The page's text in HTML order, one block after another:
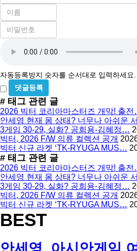
이
필
수
비
밀
수
록
록
방
지
자동등록방지 숫자를 순서대로 입력하세요.
비
밀
글
사
용
# 태그 관련 글
2026 빅터 코리아마스터즈 개막! 출
안세영 현재 몸 상태? 너무나 아쉬운
3게임 30-29, 실화? 공희용-김혜정…
빅터, 2026 F/W 의류 컬렉션 공개
빅터 신규 라켓 ‘TK-RYUGA MUS…
# 태그 관련 글
2026 빅터 코리아마스터즈 개막! 출
안세영 현재 몸 상태? 너무나 아쉬운
3게임 30-29, 실화? 공희용-김혜정…
빅터, 2026 F/W 의류 컬렉션 공개
빅터 신규 라켓 ‘TK-RYUGA MUS…
BEST